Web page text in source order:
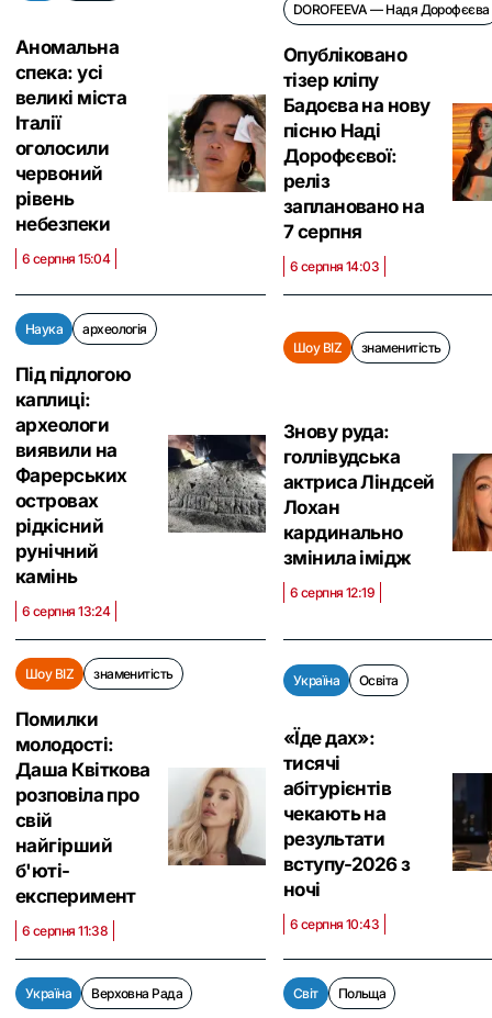
Аномальна
спека: усі
великі міста
Італії
оголосили
червоний
рівень
небезпеки
6 серпня 15:04
DOROFEEVA — Надя Дорофєєва
Опубліковано
тізер кліпу
Бадоєва на нову
пісню Наді
Дорофєєвої:
реліз
заплановано на
7 серпня
6 серпня 14:03
Наука археологія
Під підлогою
каплиці:
археологи
виявили на
Фарерських
островах
рідкісний
рунічний
камінь
6 серпня 13:24
Шоу BIZ знаменитість
Знову руда:
голлівудська
актриса Ліндсей
Лохан
кардинально
змінила імідж
6 серпня 12:19
Шоу BIZ знаменитість
Помилки
молодості:
Даша Квіткова
розповіла про
свій
найгірший
б'юті-
експеримент
6 серпня 11:38
Україна Освіта
«Їде дах»:
тисячі
абітурієнтів
чекають на
результати
вступу-2026 з
ночі
6 серпня 10:43
Україна Верховна Рада Світ Польща